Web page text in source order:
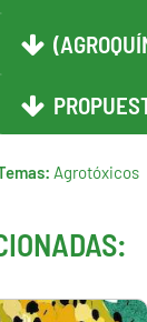
Agrotóxicos